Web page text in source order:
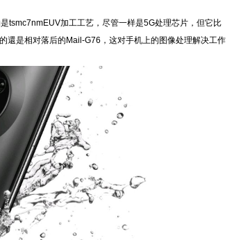
tsmc7nmEUV加工工艺，尽管一样是5G处理芯片，但它比
還是相对落后的Mail-G76，这对手机上的图像处理解决工作